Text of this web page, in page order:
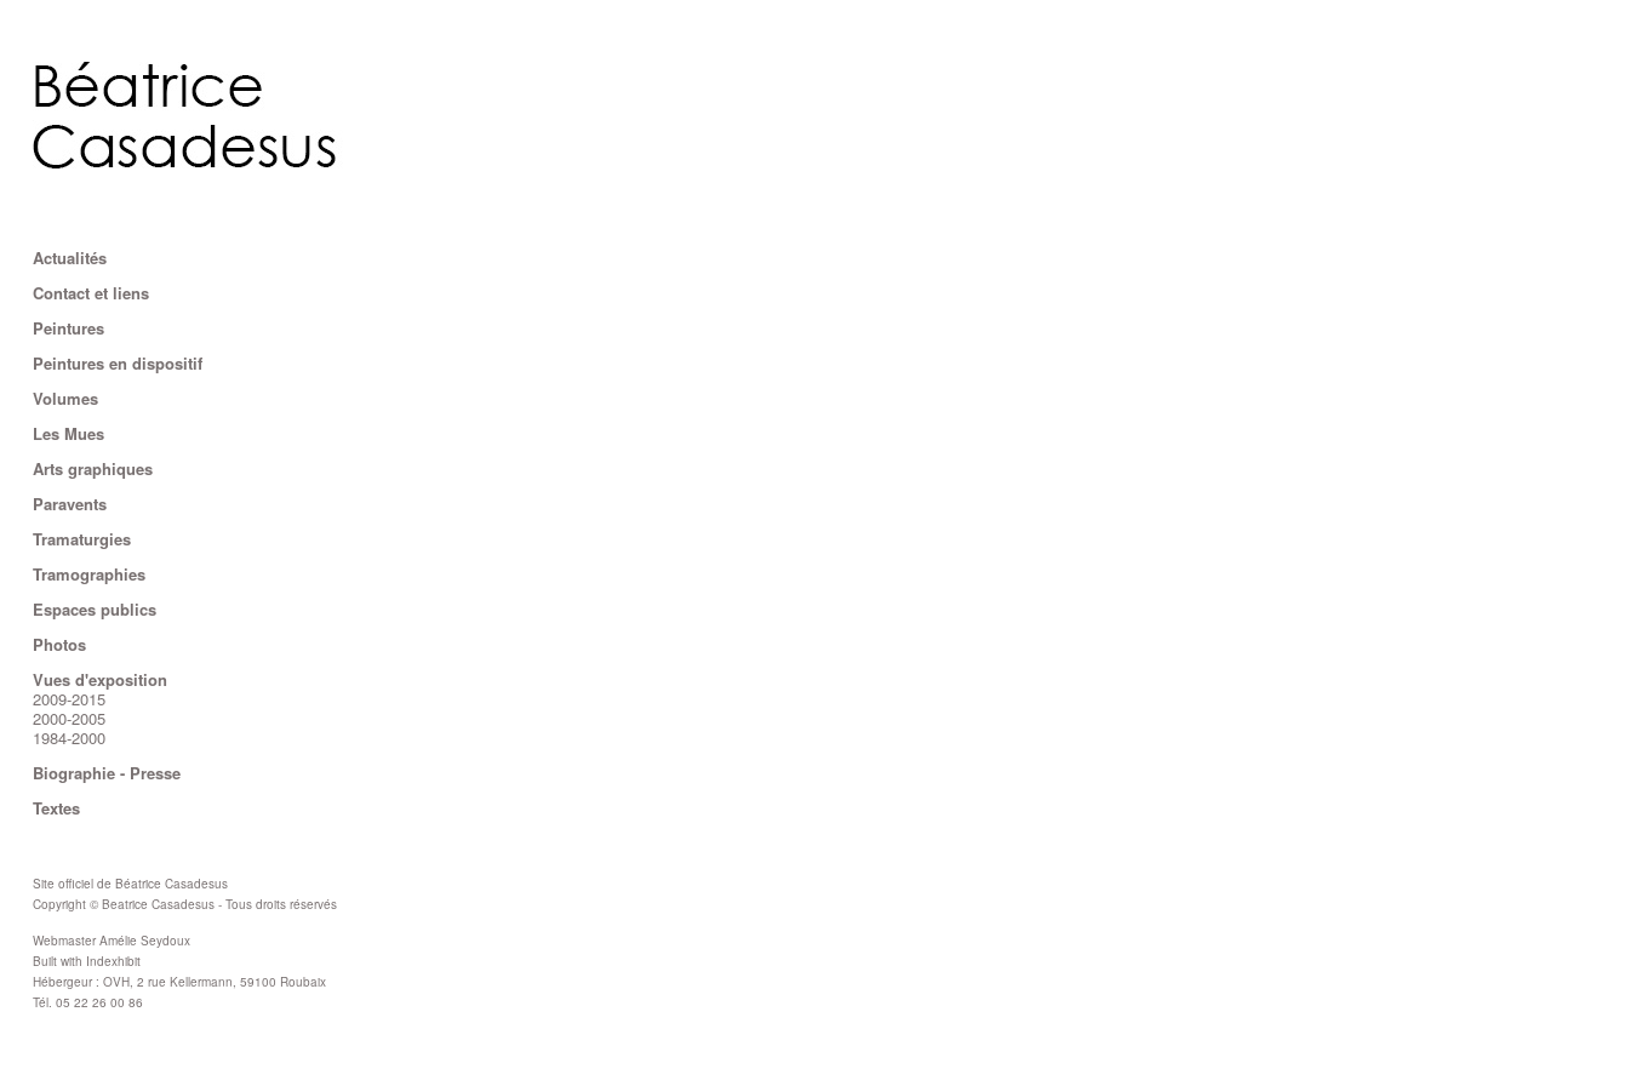
Actualités
Contact et liens
Peintures
Peintures en dispositif
Volumes
Les Mues
Arts graphiques
Paravents
Tramaturgies
Tramographies
Espaces publics
Photos
Vues d'exposition
2009-2015
2000-2005
1984-2000
Biographie - Presse
Textes
Site officiel de Béatrice Casadesus
Copyright © Beatrice Casadesus - Tous droits réservés
Webmaster Amélie Seydoux
Built with Indexhibit
Hébergeur : OVH, 2 rue Kellermann, 59100 Roubaix
Tél. 05 22 26 00 86